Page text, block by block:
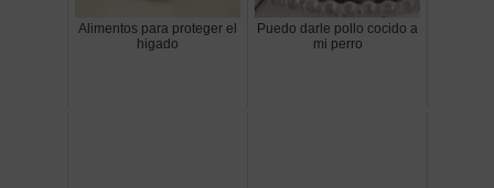
Alimentos para proteger el
higado
Puedo darle pollo cocido a
mi perro